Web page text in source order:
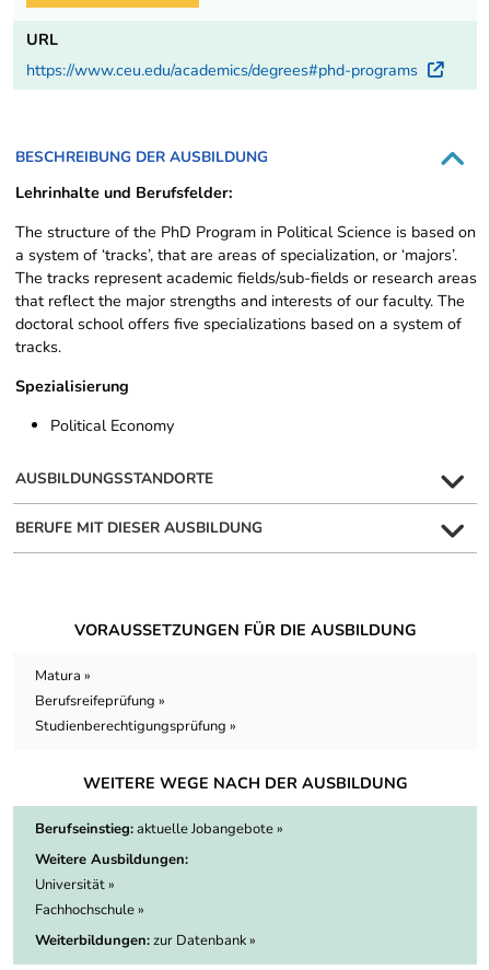
URL
https://www.ceu.edu/academics/degrees#phd-programs
BESCHREIBUNG DER AUSBILDUNG
Lehrinhalte und Berufsfelder:
The structure of the PhD Program in Political Science is based on
a system of ‘tracks’, that are areas of specialization, or ‘majors’.
The tracks represent academic fields/sub-fields or research areas
that reflect the major strengths and interests of our faculty. The
doctoral school offers five specializations based on a system of
tracks.
Spezialisierung
Political Economy
AUSBILDUNGSSTANDORTE
BERUFE MIT DIESER AUSBILDUNG
VORAUSSETZUNGEN FÜR DIE AUSBILDUNG
Matura »
Berufsreifeprüfung »
Studienberechtigungsprüfung »
WEITERE WEGE NACH DER AUSBILDUNG
Berufseinstieg:aktuelle Jobangebote »
Weitere Ausbildungen:
Universität »
Fachhochschule »
Weiterbildungen:zur Datenbank »